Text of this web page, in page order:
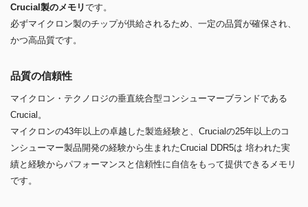
Crucial製のメモリです。
必ずマイクロン製のチップが供給されるため、一定の品質が確保され、
かつ高品質です。
品質の信頼性
マイクロン・テクノロジの垂直統合型コンシューマーブランドである
Crucial。
マイクロンの43年以上の卓越した製造経験と、Crucialの25年以上のコ
ンシューマー製品開発の経験から生まれたCrucial DDR5は 培われた実
績と経験からパフォーマンスと信頼性に自信をもって提供できるメモリ
です。